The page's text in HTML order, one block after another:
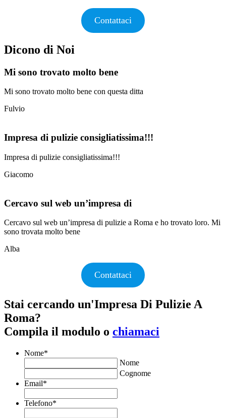
Contattaci
Dicono di Noi
Mi sono trovato molto bene
Mi sono trovato molto bene con questa ditta
Fulvio
Impresa di pulizie consigliatissima!!!
Impresa di pulizie consigliatissima!!!
Giacomo
Cercavo sul web un’impresa di
Cercavo sul web un’impresa di pulizie a Roma e ho trovato loro. Mi
sono trovata molto bene
Alba
Contattaci
Stai cercando un'Impresa Di Pulizie A
Roma?
Compila il modulo o chiamaci
Nome*
Nome
Cognome
Email*
Telefono*